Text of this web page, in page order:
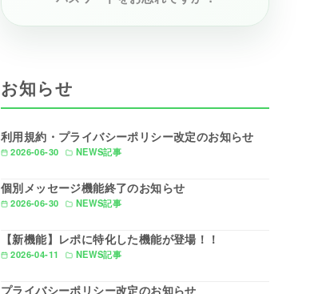
お知らせ
2026-06-30 NEWS記事
利用規約・プライバシーポリシー改定のお知らせ
2026-06-30 NEWS記事
個別メッセージ機能終了のお知らせ
2026-04-11 NEWS記事
【新機能】レポに特化した機能が登場！！
プライバシーポリシー改定のお知らせ